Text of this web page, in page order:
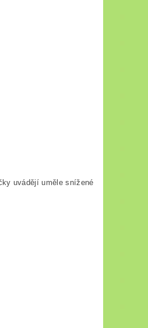
uvádějí uměle snížené